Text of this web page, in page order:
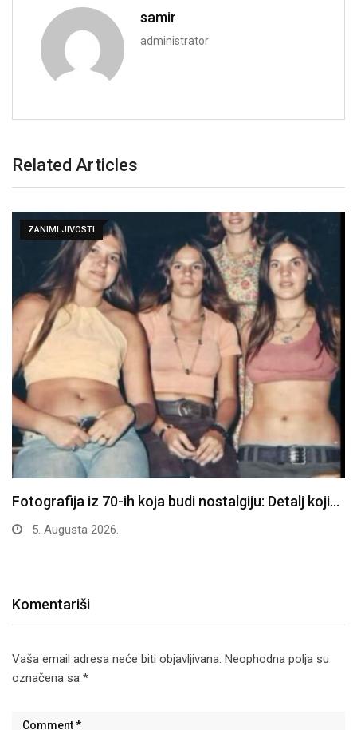
samir
administrator
Related Articles
ZANIMLJIVOSTI
Fotografija iz 70-ih koja budi nostalgiju: Detalj koji…
5. Augusta 2026.
Komentariši
Vaša email adresa neće biti objavljivana. Neophodna polja su
označena sa *